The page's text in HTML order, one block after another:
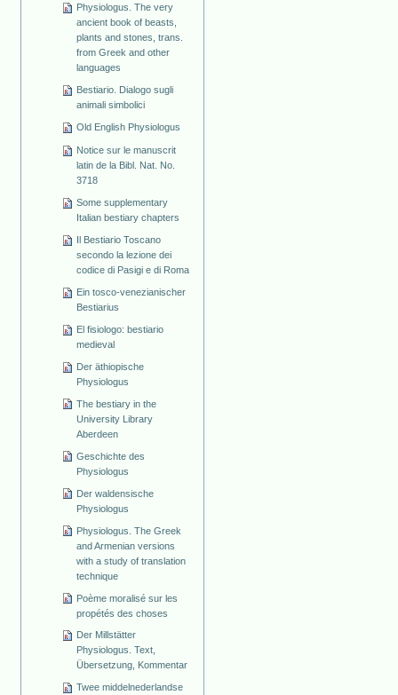
Physiologus. The very
ancient book of beasts,
plants and stones, trans.
from Greek and other
languages
Bestiario. Dialogo sugli
animali simbolici
Old English Physiologus
Notice sur le manuscrit
latin de la Bibl. Nat. No.
3718
Some supplementary
Italian bestiary chapters
Il Bestiario Toscano
secondo la lezione dei
codice di Pasigi e di Roma
Ein tosco-venezianischer
Bestiarius
El fisiologo: bestiario
medieval
Der äthiopische
Physiologus
The bestiary in the
University Library
Aberdeen
Geschichte des
Physiologus
Der waldensische
Physiologus
Physiologus. The Greek
and Armenian versions
with a study of translation
technique
Poème moralisé sur les
propétés des choses
Der Millstätter
Physiologus. Text,
Übersetzung, Kommentar
Twee middelnederlandse